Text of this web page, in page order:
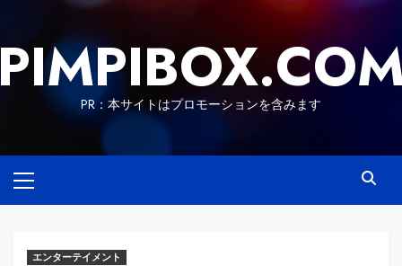
content
PR：本サイトはプロモーションを含みます
Menu
エンターテイメント